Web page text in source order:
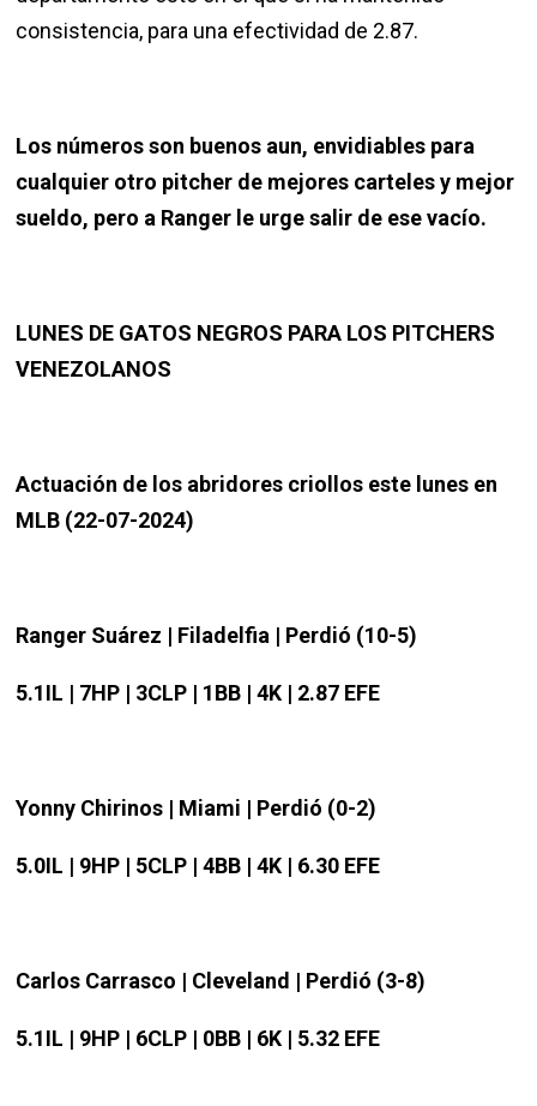
consistencia, para una efectividad de 2.87.
Los números son buenos aun, envidiables para
cualquier otro pitcher de mejores carteles y mejor
sueldo, pero a Ranger le urge salir de ese vacío.
LUNES DE GATOS NEGROS PARA LOS PITCHERS
VENEZOLANOS
Actuación de los abridores criollos este lunes en
MLB (22-07-2024)
Ranger Suárez | Filadelfia | Perdió (10-5)
5.1IL | 7HP | 3CLP | 1BB | 4K | 2.87 EFE
Yonny Chirinos | Miami | Perdió (0-2)
5.0IL | 9HP | 5CLP | 4BB | 4K | 6.30 EFE
Carlos Carrasco | Cleveland | Perdió (3-8)
5.1IL | 9HP | 6CLP | 0BB | 6K | 5.32 EFE